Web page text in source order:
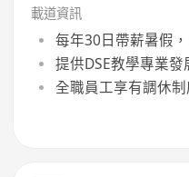
載道資訊
每年30日帶薪暑假
提供DSE教學專業發
全職員工享有調休制